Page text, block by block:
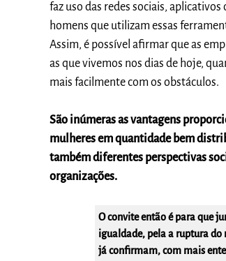
faz uso das redes sociais,
homens que utilizam essas
Assim, é possível afirmar que as
as que vivemos nos dias de hoje,
mais facilmente com os obstáculos.
São inúmeras as vantagens
mulheres em quantidade bem
também diferentes perspectivas
organizações.
O convite então é para que
igualdade, pela a ruptura do
já confirmam, com mais